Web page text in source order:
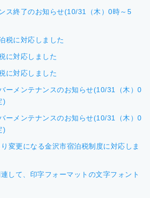
ス終了のお知らせ(10/31（木）0時～5
税に対応しました
に対応しました
に対応しました
ーメンテナンスのお知らせ(10/31（木）0
)
ーメンテナンスのお知らせ(10/31（木）0
)
変更になる金沢市宿泊税制度に対応しま
して、印字フォーマットの文字フォント